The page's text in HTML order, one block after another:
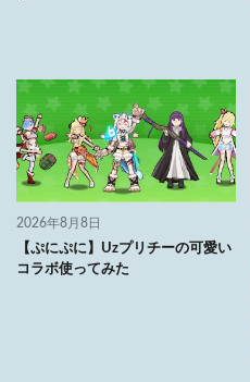
2026年8月8日
【ぷにぷに】Uzプリチーの可愛い
コラボ使ってみた